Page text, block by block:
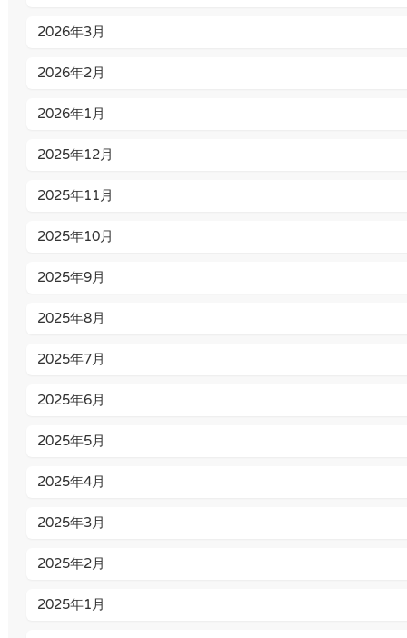
2026年3月
2026年2月
2026年1月
2025年12月
2025年11月
2025年10月
2025年9月
2025年8月
2025年7月
2025年6月
2025年5月
2025年4月
2025年3月
2025年2月
2025年1月